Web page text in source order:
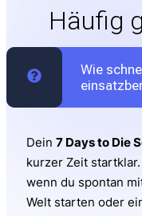
Häufig
Wie
Dein 7 Days to Die
kurzer Zeit
wenn du spontan
Welt starten oder